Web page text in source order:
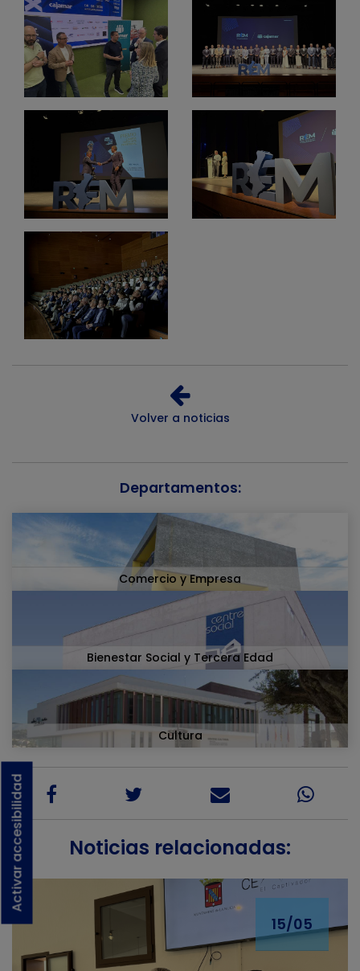
Activar accesibilidad
Volver a noticias
Departamentos:
Comercio y Empresa
Bienestar Social y Tercera Edad
Cultura
Noticias relacionadas:
15/05